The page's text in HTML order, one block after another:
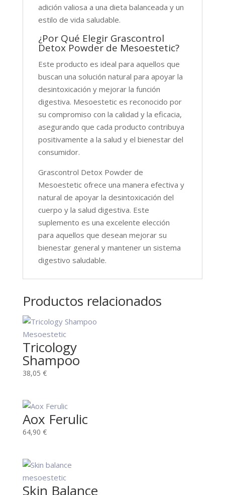
adición valiosa a una dieta balanceada y un
estilo de vida saludable.
¿Por Qué Elegir Grascontrol
Detox Powder de Mesoestetic?
Este producto es ideal para aquellos que
buscan una solución natural para apoyar la
desintoxicación y mejorar la función
digestiva. Mesoestetic es reconocido por
su compromiso con la calidad y la eficacia,
asegurando que cada producto contribuya
positivamente a la salud y el bienestar del
consumidor.
Grascontrol Detox Powder de
Mesoestetic ofrece una manera efectiva y
natural de apoyar la desintoxicación del
cuerpo y la salud digestiva. Este
suplemento es una excelente elección
para aquellos que desean mejorar su
bienestar general y mantener un sistema
digestivo saludable.
Productos relacionados
Tricology
Shampoo
38,05 €
Aox Ferulic
64,90 €
Skin Balance